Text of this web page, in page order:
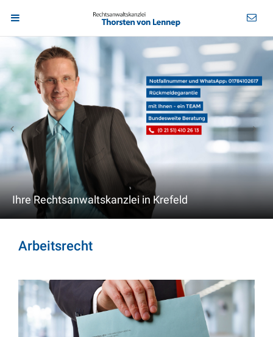
Ihre Rechtsanwaltskanzlei in Krefeld
Arbeitsrecht